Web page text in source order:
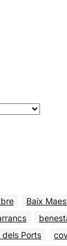
Baix
dels Ports